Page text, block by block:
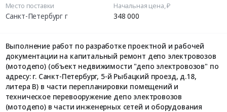
Место поставки
Санкт-Петербург г
Начальная цена, ₽
348 000
Выполнение работ по разработке проектной и рабочей
документации на капитальный ремонт депо электровозов
(мотодепо) (объект недвижимости "депо электровозов" по
адресу: г. Санкт-Петербург, 5-й Рыбацкий проезд, д.18,
литера В) в части перепланировки помещений и
техническое перевооружение депо электровозов
(мотодепо) в части инженерных сетей и оборудования